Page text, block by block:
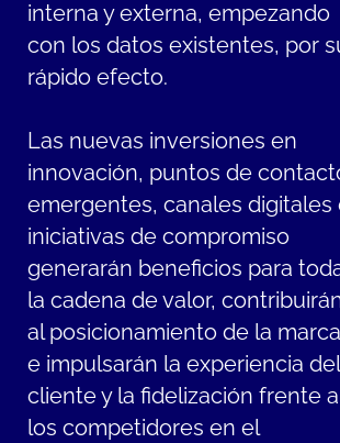
interna y externa, empezando
con los datos existentes, por
rápido efecto.
Las nuevas inversiones en
innovación, puntos de
emergentes, canales digitales
iniciativas de compromiso
generarán beneficios para
la cadena de valor,
al posicionamiento de la marca
e impulsarán la experiencia del
cliente y la fidelización frente a
los competidores en el